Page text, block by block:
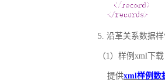
5. 沿革关系数据
（1）样例xml下载
提供xml样例数